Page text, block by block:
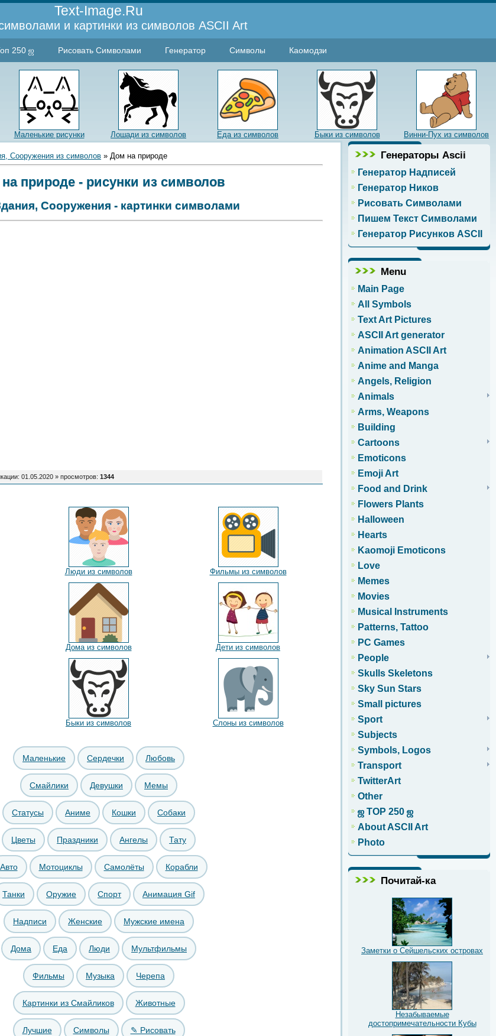
Text-Image.Ru
и картинки из символов ASCII Art
250 ஜ Рисовать Символами Генератор Символы Каомодзи
Маленькие рисунки Лошади из символов Еда из символов Быки из символов Винни-Пух из символов
Сооружения из символов » Дом на природе
природе - рисунки из символов
Сооружения - картинки символами
01.05.2020 » просмотров: 1344
Люди из символов Фильмы из символов
Дома из символов Дети из символов
Быки из символов Слоны из символов
Маленькие Сердечки Любовь
Смайлики Девушки Мемы
Статусы Аниме Кошки Собаки
Цветы Праздники Ангелы Тату
Авто Мотоциклы Самолёты Корабли
Танки Оружие Спорт Анимация Gif
Надписи Женские Мужские имена
Дома Еда Люди Мультфильмы
Фильмы Музыка Черепа
Картинки из Смайликов Животные
Лучшие Символы ✎ Рисовать
Генераторы Ascii
Генератор Надписей
Генератор Ников
Рисовать Символами
Пишем Текст Символами
Генератор Рисунков ASCII
Menu
Main Page
All Symbols
Text Art Pictures
ASCII Art generator
Animation ASCII Art
Anime and Manga
Angels, Religion
Animals
Arms, Weapons
Building
Cartoons
Emoticons
Emoji Art
Food and Drink
Flowers Plants
Halloween
Hearts
Kaomoji Emoticons
Love
Memes
Movies
Musical Instruments
Patterns, Tattoo
PC Games
People
Skulls Skeletons
Sky Sun Stars
Small pictures
Sport
Subjects
Symbols, Logos
Transport
TwitterArt
Other
ஜ TOP 250 ஜ
About ASCII Art
Photo
Почитай-ка
Заметки о Сейшельских островах
Незабываемые
достопримечательности Кубы